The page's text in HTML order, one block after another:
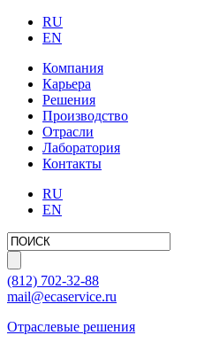
RU
EN
Компания
Карьера
Решения
Производство
Отрасли
Лаборатория
Контакты
RU
EN
(812) 702-32-88
mail@ecaservice.ru
Отраслевые решения